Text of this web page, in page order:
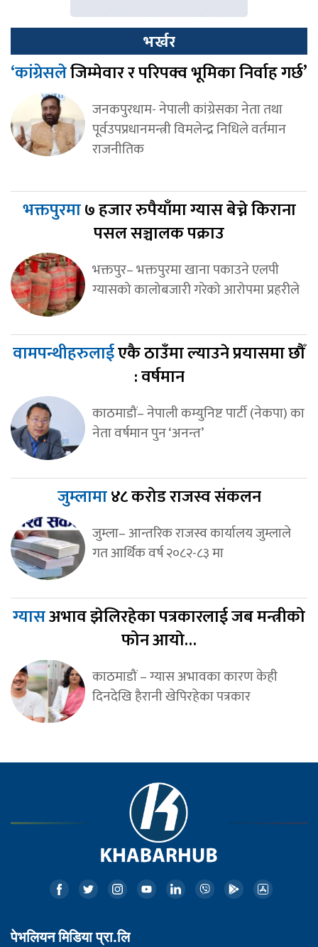
भर्खर
‘कांग्रेसलेजिम्मेवार र परिपक्व भूमिका निर्वाह गर्छ’
जनकपुरधाम- नेपाली कांग्रेसका नेता तथा
पूर्वउपप्रधानमन्त्री विमलेन्द्र निधिले वर्तमान
राजनीतिक
भक्तपुरमा७ हजार रुपैयाँमा ग्यास बेच्ने किराना
पसल सञ्चालक पक्राउ
भक्तपुर– भक्तपुरमा खाना पकाउने एलपी
ग्यासको कालोबजारी गरेको आरोपमा प्रहरीले
वामपन्थीहरुलाईएकै ठाउँमा ल्याउने प्रयासमा छौँ
: वर्षमान
काठमाडौं– नेपाली कम्युनिष्ट पार्टी (नेकपा) का
नेता वर्षमान पुन ‘अनन्त’
जुम्लामा४८ करोड राजस्व संकलन
जुम्ला– आन्तरिक राजस्व कार्यालय जुम्लाले
गत आर्थिक वर्ष २०८२-८३ मा
ग्यासअभाव झेलिरहेका पत्रकारलाई जब मन्त्रीको
फोन आयो…
काठमाडौं – ग्यास अभावका कारण केही
दिनदेखि हैरानी खेपिरहेका पत्रकार
पेभलियन मिडिया प्रा.लि